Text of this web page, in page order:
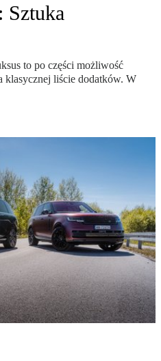
Sztuka
to po części możliwość
klasycznej liście dodatków. W